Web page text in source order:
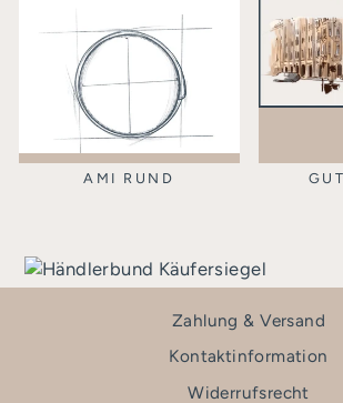
AMI RUND
Zahlung & Versand
Kontaktinformation
Widerrufsrecht